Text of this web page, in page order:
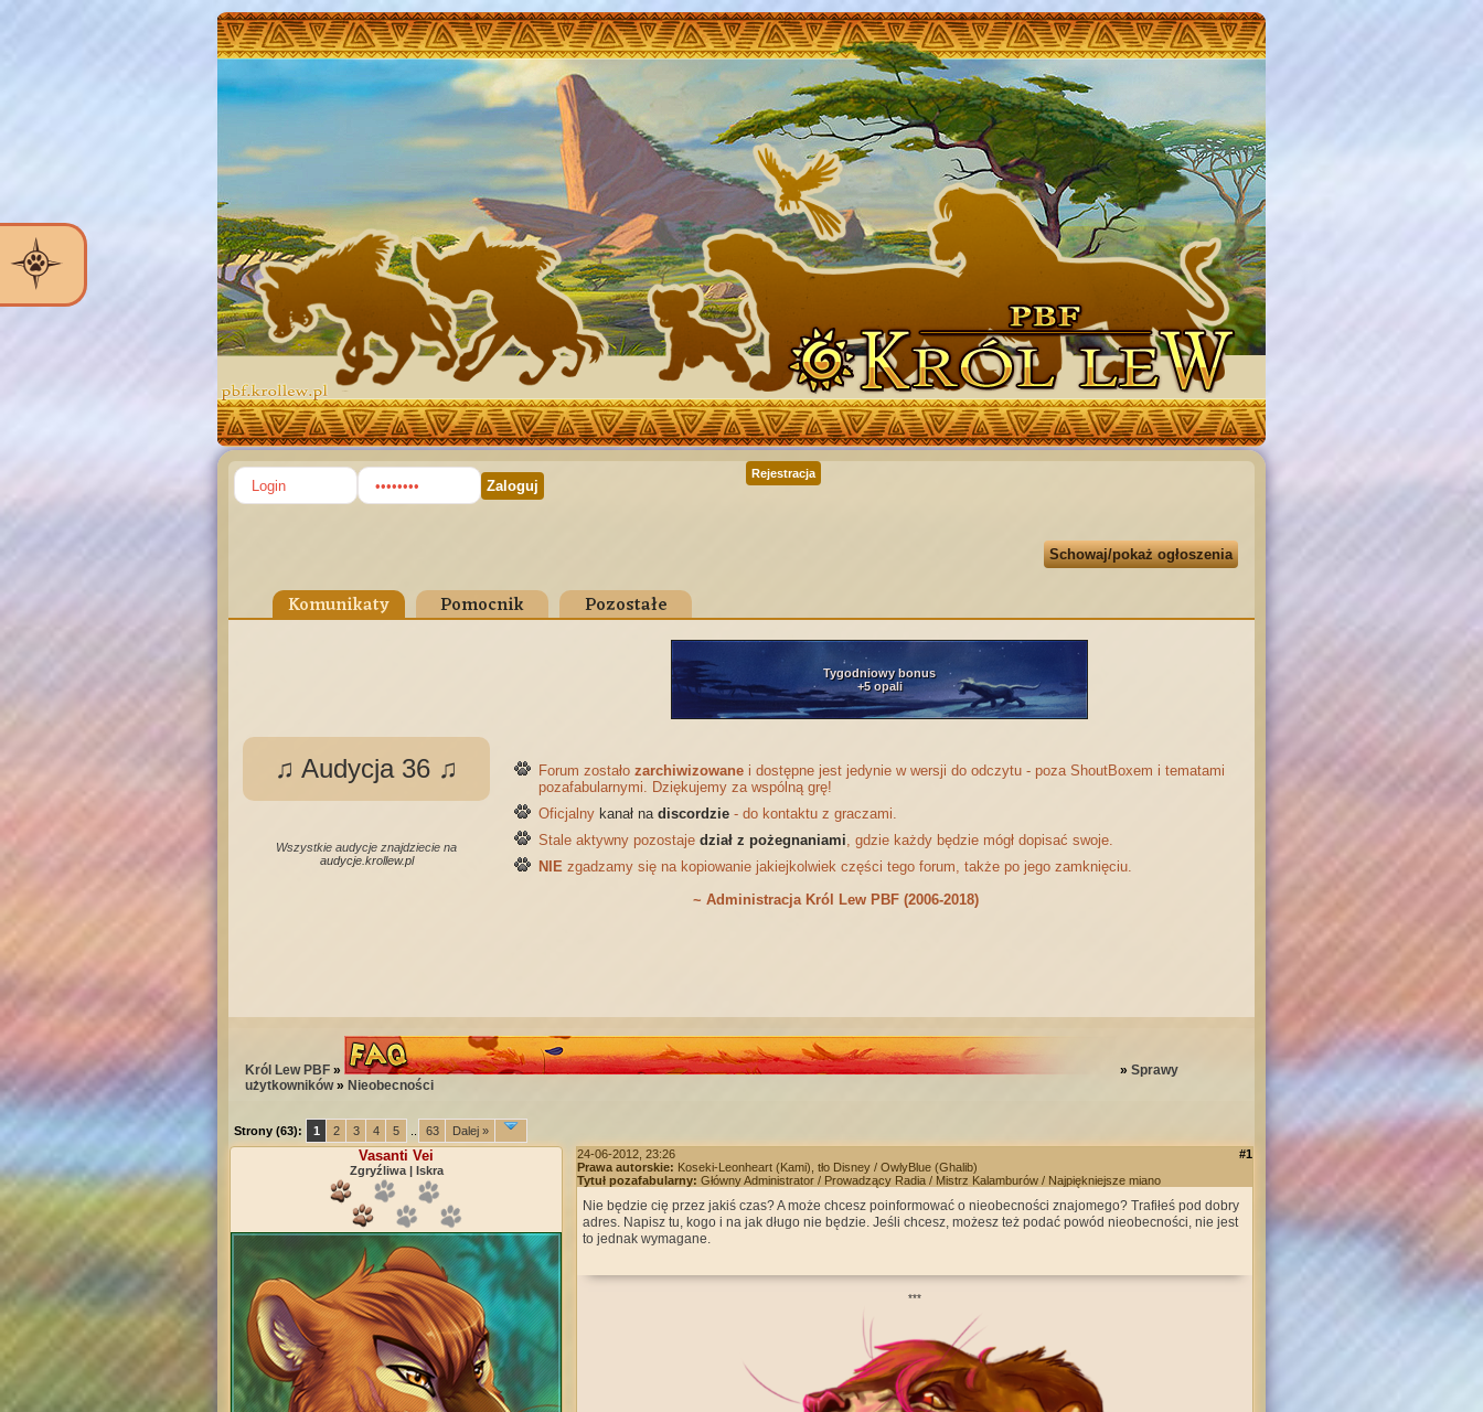
Rejestracja
Schowaj/pokaż ogłoszenia
Komunikaty Pomocnik Pozostałe
♫ Audycja 36 ♫
Wszystkie audycje znajdziecie na
audycje.krollew.pl
Tygodniowy bonus
+5 opali
Forum zostało zarchiwizowane i dostępne jest jedynie w wersji do odczytu - poza ShoutBoxem i tematami
pozafabularnymi. Dziękujemy za wspólną grę!
Oficjalny kanał na discordzie - do kontaktu z graczami.
Stale aktywny pozostaje dział z pożegnaniami, gdzie każdy będzie mógł dopisać swoje.
NIE zgadzamy się na kopiowanie jakiejkolwiek części tego forum, także po jego zamknięciu.
~ Administracja Król Lew PBF (2006-2018)
Król Lew PBF » » Sprawy
użytkowników » Nieobecności
Strony (63): 1 2 3 4 5 63 Dalej »
Vasanti Vei
Zgryźliwa | Iskra
#1
24-06-2012, 23:26
Prawa autorskie: Koseki-Leonheart (Kami), tło Disney / OwlyBlue (Ghalib)
Tytuł pozafabularny: Główny Administrator / Prowadzący Radia / Mistrz Kalamburów / Najpiękniejsze miano
Nie będzie cię przez jakiś czas? A może chcesz poinformować o nieobecności znajomego? Trafiłeś pod dobry
adres. Napisz tu, kogo i na jak długo nie będzie. Jeśli chcesz, możesz też podać powód nieobecności, nie jest
to jednak wymagane.
***